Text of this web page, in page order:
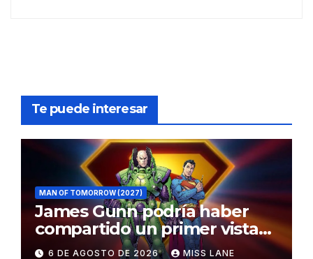
Te puede interesar
MAN OF TOMORROW (2027)
James Gunn podría haber
compartido un primer vistazo
al traje de Brainiac
6 DE AGOSTO DE 2026 MISS LANE